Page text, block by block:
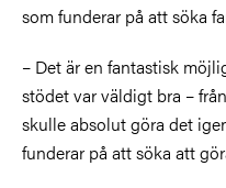
som funderar på att söka
– Det är en fantastisk
stödet var väldigt bra –
skulle absolut göra det
funderar på att söka att